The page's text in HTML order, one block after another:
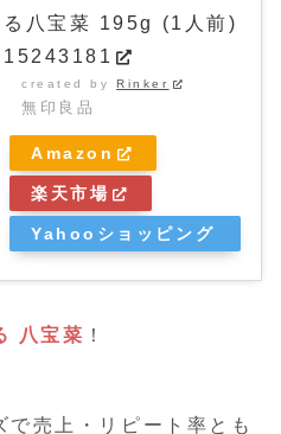
る八宝菜 195g (1人前)
15243181
created byRinker
無印良品
Amazon
楽天市場
Yahooショッピング
八宝菜 ！
で売上・リピート率とも